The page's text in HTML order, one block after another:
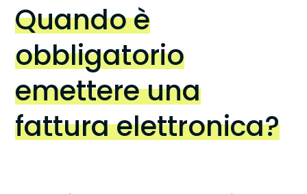
Quando è
obbligatorio
emettere una
fattura elettronica?